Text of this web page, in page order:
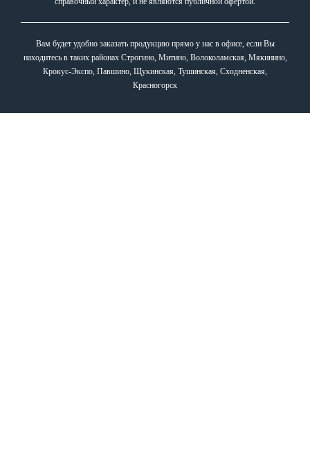
Вам будет удобно заказать продукцию прямо у нас в офисе, если Вы
находитесь в таких районах Строгино, Митино, Волоколамская, Мякинино,
Крокус-Экспо, Павшино, Щукинская, Тушинская, Сходненская,
Красногорск